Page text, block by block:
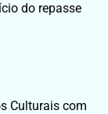
do repasse
Culturais com